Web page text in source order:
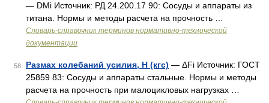
— DMi Источник: РД 24.200.17 90: Сосуды и аппараты из
титана. Нормы и методы расчета на прочность …
Словарь-справочник терминов нормативно-технической
документации
58 Размах колебаний усилия, Н (кгс) — ΔFi Источник: ГОСТ
25859 83: Сосуды и аппараты стальные. Нормы и методы
расчета на прочность при малоцикловых нагрузках …